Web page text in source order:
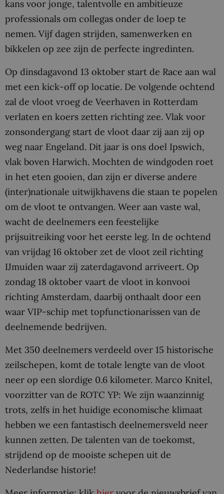
kans voor jonge, talentvolle en ambitieuze
professionals om collegas onder de loep te
nemen. Vijf dagen strijden, samenwerken en
bikkelen op zee zijn de perfecte ingredinten.
Op dinsdagavond 13 oktober start de Race aan wal
met een kick-off op locatie. De volgende ochtend
zal de vloot vroeg de Veerhaven in Rotterdam
verlaten en koers zetten richting zee. Vlak voor
zonsondergang start de vloot daar zij aan zij op
weg naar Engeland. Dit jaar is ons doel Ipswich,
vlak boven Harwich. Mochten de windgoden roet
in het eten gooien, dan zijn er diverse andere
(inter)nationale uitwijkhavens die staan te popelen
om de vloot te ontvangen. Weer aan vaste wal,
wacht de deelnemers een feestelijke
prijsuitreiking voor het eerste leg. In de ochtend
van vrijdag 16 oktober zet de vloot zeil richting
IJmuiden waar zij zaterdagavond arriveert. Op
zondag 18 oktober vaart de vloot in konvooi
richting Amsterdam, daarbij onthaalt door een
waar VIP-schip met topfunctionarissen van de
deelnemende bedrijven.
Met 350 deelnemers verdeeld over 15 historische
zeilschepen, komt de totale lengte van de vloot
neer op een slordige 0.6 kilometer. Marco Knitel,
voorzitter van de ROTC YP: We zijn waanzinnig
trots, zelfs in het huidige economische klimaat
hebben we een fantastisch deelnemersveld neer
kunnen zetten. De talenten van de toekomst,
strijdend op de mooiste schepen uit de
Nederlandse historie!